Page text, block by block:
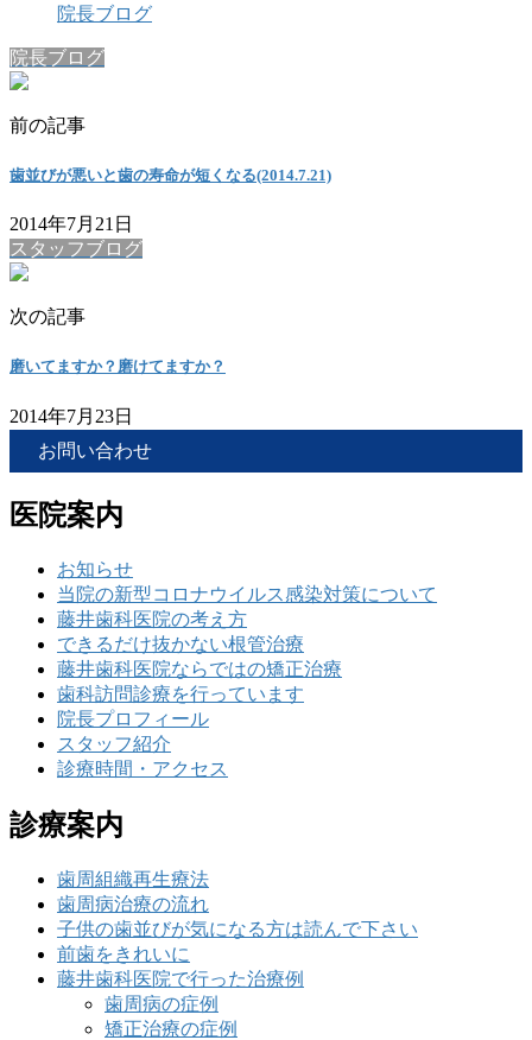
院長ブログ
院長ブログ
前の記事
歯並びが悪いと歯の寿命が短くなる(2014.7.21)
2014年7月21日
スタッフブログ
次の記事
磨いてますか？磨けてますか？
2014年7月23日
お問い合わせ
医院案内
お知らせ
当院の新型コロナウイルス感染対策について
藤井歯科医院の考え方
できるだけ抜かない根管治療
藤井歯科医院ならではの矯正治療
歯科訪問診療を行っています
院長プロフィール
スタッフ紹介
診療時間・アクセス
診療案内
歯周組織再生療法
歯周病治療の流れ
子供の歯並びが気になる方は読んで下さい
前歯をきれいに
藤井歯科医院で行った治療例
歯周病の症例
矯正治療の症例